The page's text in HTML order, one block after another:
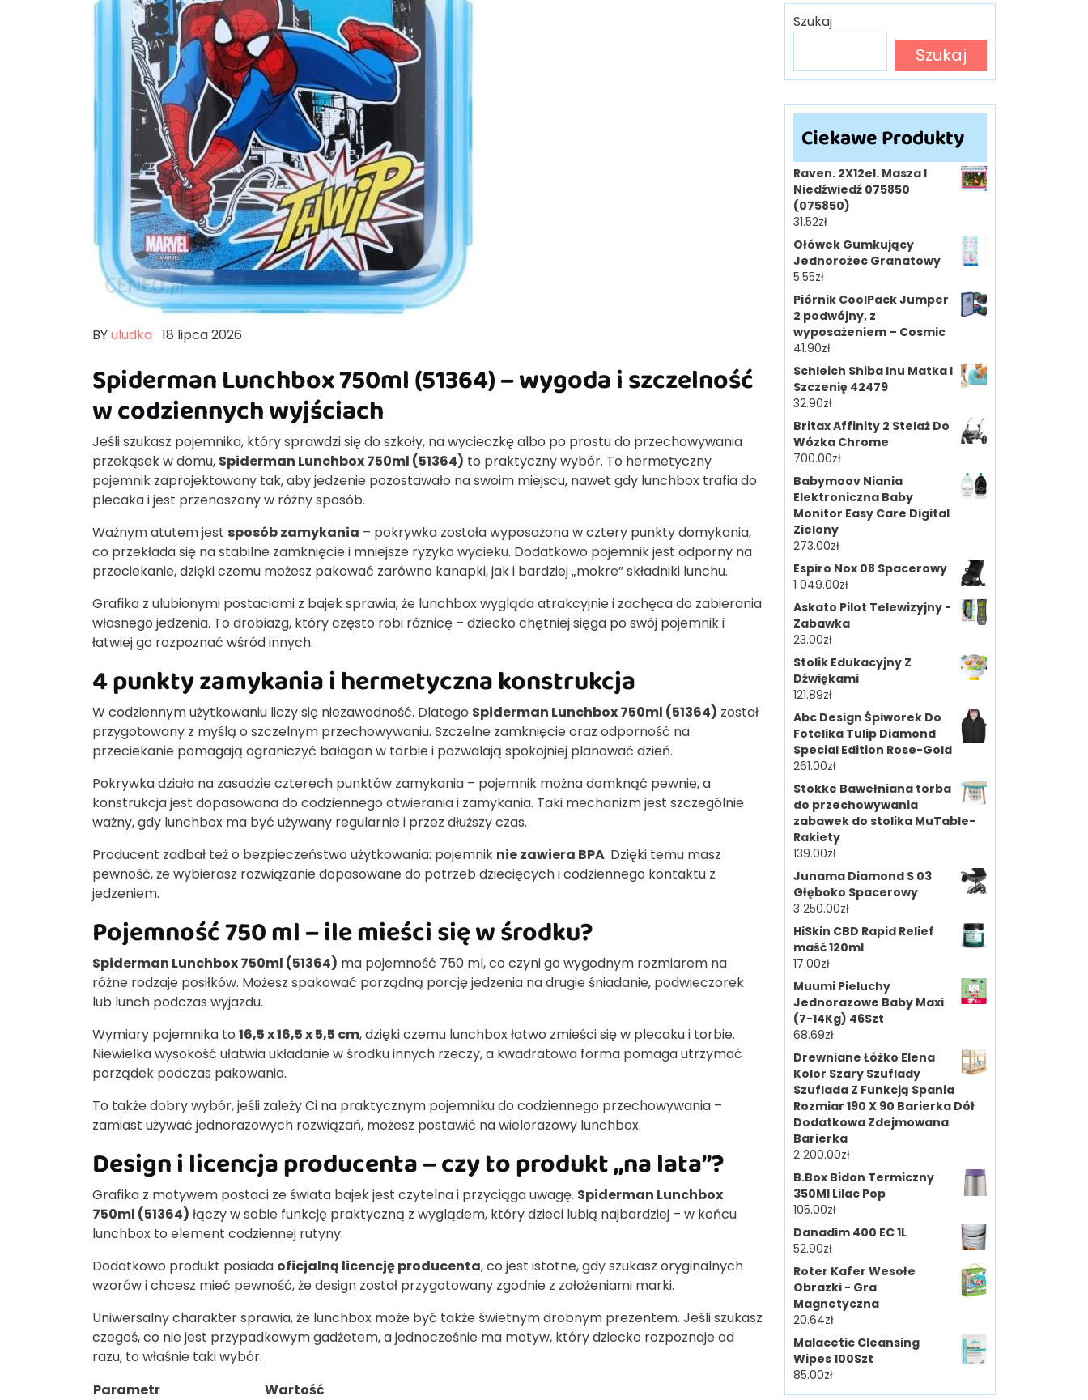
BYuludka 18 lipca 2026
Spiderman Lunchbox 750ml (51364) – wygoda i szczelność
w codziennych wyjściach
Jeśli szukasz pojemnika, który sprawdzi się do szkoły, na wycieczkę albo po prostu do przechowywania
przekąsek w domu, Spiderman Lunchbox 750ml (51364) to praktyczny wybór. To hermetyczny
pojemnik zaprojektowany tak, aby jedzenie pozostawało na swoim miejscu, nawet gdy lunchbox trafia do
plecaka i jest przenoszony w różny sposób.
Ważnym atutem jest sposób zamykania – pokrywka została wyposażona w cztery punkty domykania,
co przekłada się na stabilne zamknięcie i mniejsze ryzyko wycieku. Dodatkowo pojemnik jest odporny na
przeciekanie, dzięki czemu możesz pakować zarówno kanapki, jak i bardziej „mokre” składniki lunchu.
Grafika z ulubionymi postaciami z bajek sprawia, że lunchbox wygląda atrakcyjnie i zachęca do zabierania
własnego jedzenia. To drobiazg, który często robi różnicę – dziecko chętniej sięga po swój pojemnik i
łatwiej go rozpoznać wśród innych.
4 punkty zamykania i hermetyczna konstrukcja
W codziennym użytkowaniu liczy się niezawodność. Dlatego Spiderman Lunchbox 750ml (51364) został
przygotowany z myślą o szczelnym przechowywaniu. Szczelne zamknięcie oraz odporność na
przeciekanie pomagają ograniczyć bałagan w torbie i pozwalają spokojniej planować dzień.
Pokrywka działa na zasadzie czterech punktów zamykania – pojemnik można domknąć pewnie, a
konstrukcja jest dopasowana do codziennego otwierania i zamykania. Taki mechanizm jest szczególnie
ważny, gdy lunchbox ma być używany regularnie i przez dłuższy czas.
Producent zadbał też o bezpieczeństwo użytkowania: pojemnik nie zawiera BPA. Dzięki temu masz
pewność, że wybierasz rozwiązanie dopasowane do potrzeb dziecięcych i codziennego kontaktu z
jedzeniem.
Pojemność 750 ml – ile mieści się w środku?
Spiderman Lunchbox 750ml (51364) ma pojemność 750 ml, co czyni go wygodnym rozmiarem na
różne rodzaje posiłków. Możesz spakować porządną porcję jedzenia na drugie śniadanie, podwieczorek
lub lunch podczas wyjazdu.
Wymiary pojemnika to 16,5 x 16,5 x 5,5 cm, dzięki czemu lunchbox łatwo zmieści się w plecaku i torbie.
Niewielka wysokość ułatwia układanie w środku innych rzeczy, a kwadratowa forma pomaga utrzymać
porządek podczas pakowania.
To także dobry wybór, jeśli zależy Ci na praktycznym pojemniku do codziennego przechowywania –
zamiast używać jednorazowych rozwiązań, możesz postawić na wielorazowy lunchbox.
Design i licencja producenta – czy to produkt „na lata”?
Grafika z motywem postaci ze świata bajek jest czytelna i przyciąga uwagę. Spiderman Lunchbox
750ml (51364) łączy w sobie funkcję praktyczną z wyglądem, który dzieci lubią najbardziej – w końcu
lunchbox to element codziennej rutyny.
Dodatkowo produkt posiada oficjalną licencję producenta, co jest istotne, gdy szukasz oryginalnych
wzorów i chcesz mieć pewność, że design został przygotowany zgodnie z założeniami marki.
Uniwersalny charakter sprawia, że lunchbox może być także świetnym drobnym prezentem. Jeśli szukasz
czegoś, co nie jest przypadkowym gadżetem, a jednocześnie ma motyw, który dziecko rozpoznaje od
razu, to właśnie taki wybór.
Parametr
Wartość
Szukaj
Szukaj
Ciekawe Produkty
Raven. 2X12el. Masza I
Niedźwiedź 075850
(075850)
31.52zł
Ołówek Gumkujący
Jednorożec Granatowy
5.55zł
Piórnik CoolPack Jumper
2 podwójny, z
wyposażeniem – Cosmic
41.90zł
Schleich Shiba Inu Matka I
Szczenię 42479
32.90zł
Britax Affinity 2 Stelaż Do
Wózka Chrome
700.00zł
Babymoov Niania
Elektroniczna Baby
Monitor Easy Care Digital
Zielony
273.00zł
Espiro Nox 08 Spacerowy
1 049.00zł
Askato Pilot Telewizyjny -
Zabawka
23.00zł
Stolik Edukacyjny Z
Dźwiękami
121.89zł
Abc Design Śpiworek Do
Fotelika Tulip Diamond
Special Edition Rose-Gold
261.00zł
Stokke Bawełniana torba
do przechowywania
zabawek do stolika MuTable-
Rakiety
139.00zł
Junama Diamond S 03
Głęboko Spacerowy
3 250.00zł
HiSkin CBD Rapid Relief
maść 120ml
17.00zł
Muumi Pieluchy
Jednorazowe Baby Maxi
(7-14Kg) 46Szt
68.69zł
Drewniane Łóżko Elena
Kolor Szary Szuflady
Szuflada Z Funkcją Spania
Rozmiar 190 X 90 Barierka Dół
Dodatkowa Zdejmowana
Barierka
2 200.00zł
B.Box Bidon Termiczny
350Ml Lilac Pop
105.00zł
Danadim 400 EC 1L
52.90zł
Roter Kafer Wesołe
Obrazki - Gra
Magnetyczna
20.64zł
Malacetic Cleansing
Wipes 100Szt
85.00zł